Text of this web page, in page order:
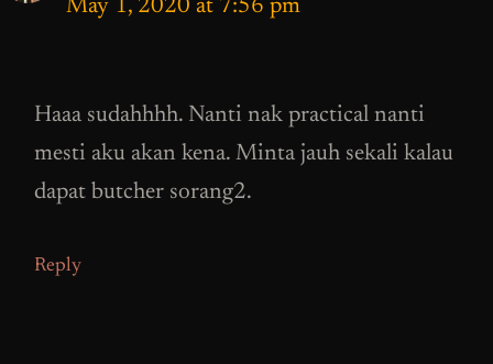
May 1, 2020 at 7:56 pm
Haaa sudahhhh. Nanti nak practical nanti
mesti aku akan kena. Minta jauh sekali kalau
dapat butcher sorang2.
Reply